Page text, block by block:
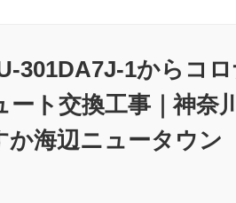
301DA7J-1からコ
ト交換工事｜神奈
か海辺ニュータウン